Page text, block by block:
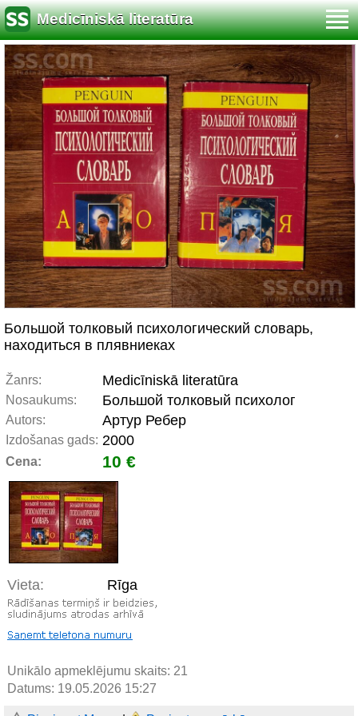
Medicīniskā literatūra
Большой толковый психологический словарь,
находиться в плявниеках
Žanrs: Medicīniskā literatūra
Nosaukums: Большой толковый психолог
Autors: Артур Ребер
Izdošanas gads: 2000
Cena: 10 €
Vieta: Rīga
Unikālo apmeklējumu skaits: 21
Datums: 19.05.2026 15:27